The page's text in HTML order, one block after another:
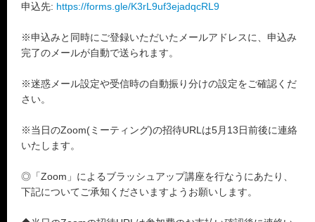
申込先: https://forms.gle/K3rL9uf3ejadqcRL9
※申込みと同時にご登録いただいたメールアドレスに、申込み
完了のメールが自動で送られます。
※迷惑メール設定や受信時の自動振り分けの設定をご確認くだ
さい。
※当日のZoom(ミーティング)の招待URLは5月13日前後に連絡
いたします。
◎「Zoom」によるブラッシュアップ講座を行なうにあたり、
下記についてご承知くださいますようお願いします。